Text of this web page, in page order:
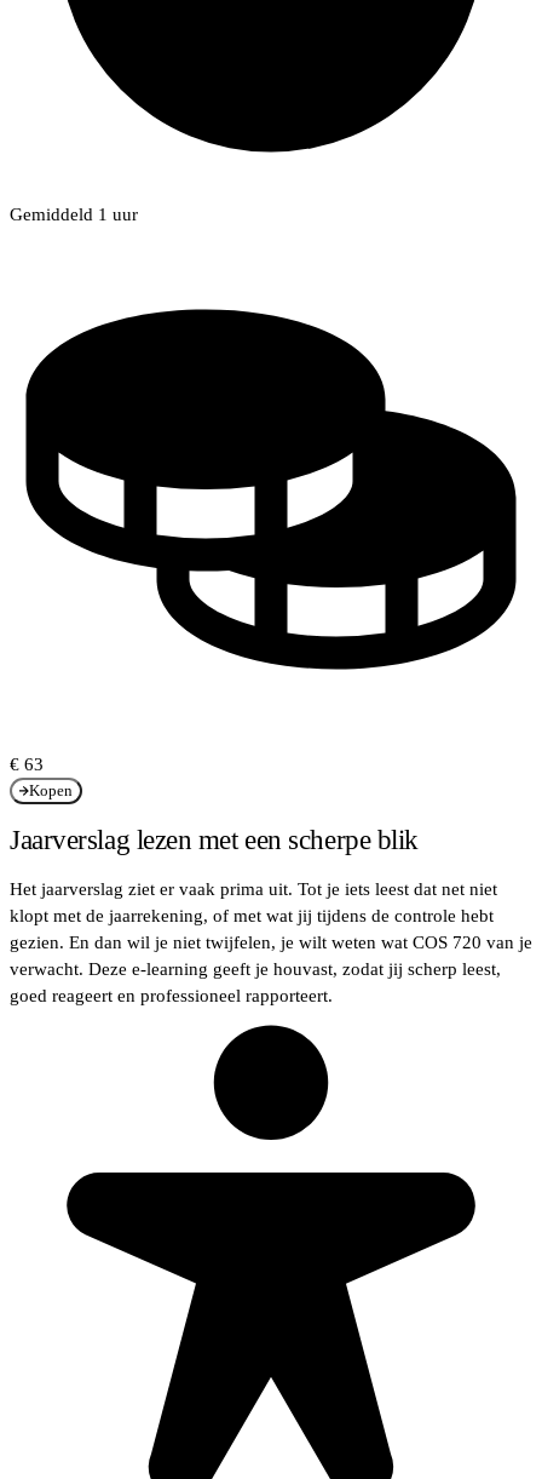
Gemiddeld 1 uur
€ 63
Kopen
Jaarverslag lezen met een scherpe blik
Het jaarverslag ziet er vaak prima uit. Tot je iets leest dat net niet
klopt met de jaarrekening, of met wat jij tijdens de controle hebt
gezien. En dan wil je niet twijfelen, je wilt weten wat COS 720 van je
verwacht. Deze e-learning geeft je houvast, zodat jij scherp leest,
goed reageert en professioneel rapporteert.